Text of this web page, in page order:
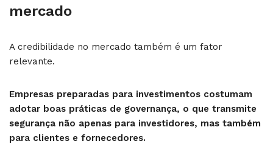
mercado
A credibilidade no mercado também é um fator
relevante.
Empresas preparadas para investimentos costumam
adotar boas práticas de governança, o que transmite
segurança não apenas para investidores, mas também
para clientes e fornecedores.